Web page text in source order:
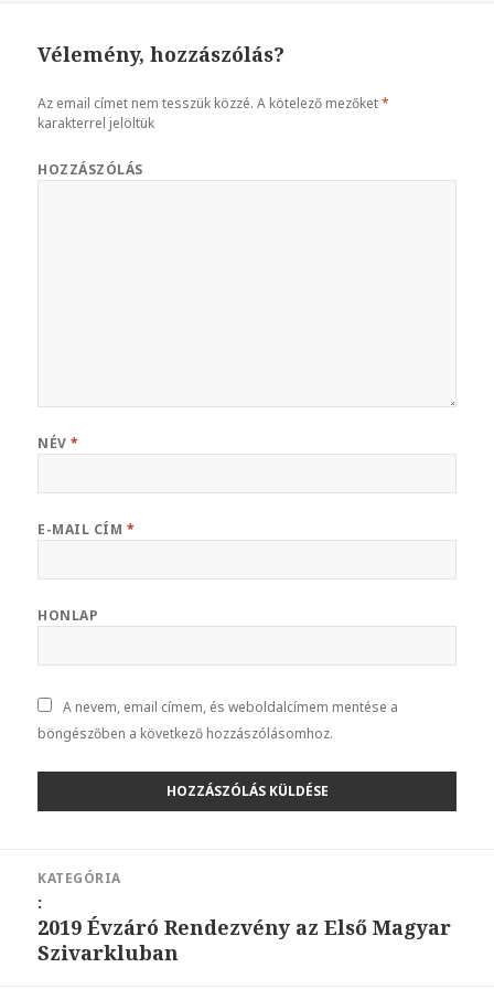
Vélemény, hozzászólás?
Az email címet nem tesszük közzé. A kötelező mezőket*
karakterrel jelöltük
HOZZÁSZÓLÁS
NÉV*
E-MAIL CÍM *
HONLAP
A nevem, email címem, és weboldalcímem mentése a
böngészőben a következő hozzászólásomhoz.
navigáció
KATEGÓRIA
:
2019 Évzáró Rendezvény az Első Magyar
Szivarkluban